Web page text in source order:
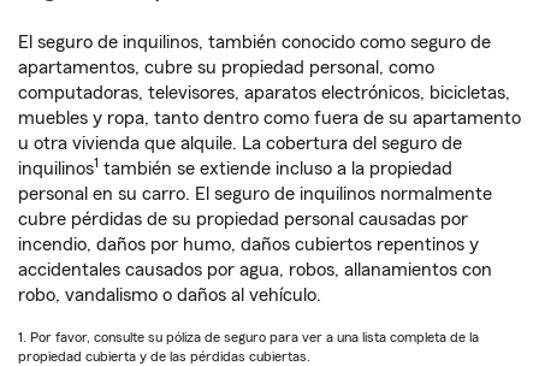
El seguro de inquilinos, también conocido como seguro de
apartamentos, cubre su propiedad personal, como
computadoras, televisores, aparatos electrónicos, bicicletas,
muebles y ropa, tanto dentro como fuera de su apartamento
u otra vivienda que alquile. La cobertura del seguro de
inquilinos1 también se extiende incluso a la propiedad
personal en su carro. El seguro de inquilinos normalmente
cubre pérdidas de su propiedad personal causadas por
incendio, daños por humo, daños cubiertos repentinos y
accidentales causados por agua, robos, allanamientos con
robo, vandalismo o daños al vehículo.
1. Por favor, consulte su póliza de seguro para ver a una lista completa de la
propiedad cubierta y de las pérdidas cubiertas.